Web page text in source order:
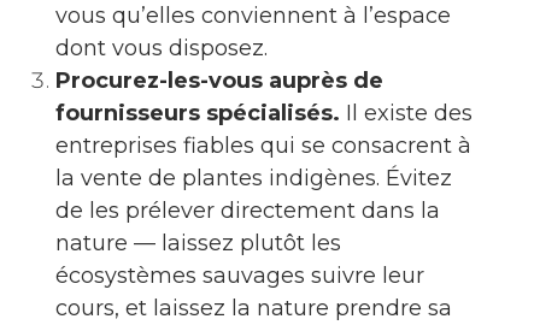
vous qu’elles conviennent à l’espace
dont vous disposez.
Procurez-les-vous auprès de
fournisseurs spécialisés. Il existe des
entreprises fiables qui se consacrent à
la vente de plantes indigènes. Évitez
de les prélever directement dans la
nature — laissez plutôt les
écosystèmes sauvages suivre leur
cours, et laissez la nature prendre sa